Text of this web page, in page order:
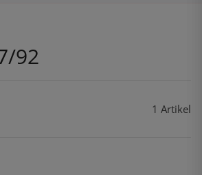
92
1 Artikel